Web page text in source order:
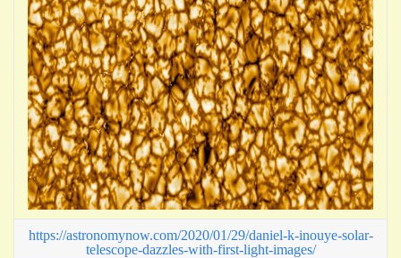
https://astronomynow.com/2020/01/29/daniel-k-inouye-solar-
telescope-dazzles-with-first-light-images/